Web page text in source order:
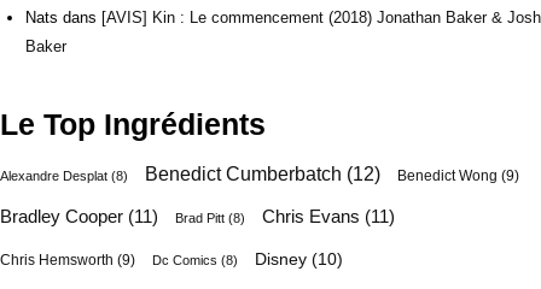
Nats dans [AVIS] Kin : Le commencement (2018) Jonathan Baker & Josh
Baker
Le Top Ingrédients
Alexandre Desplat (8) Benedict Cumberbatch (12) Benedict Wong (9)
Bradley Cooper (11) Brad Pitt (8) Chris Evans (11)
Chris Hemsworth (9) Dc Comics (8) Disney (10)